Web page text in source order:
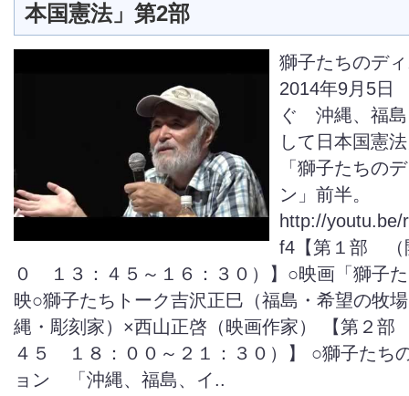
本国憲法」第2部
獅子たちのデ
2014年9月5日
ぐ 沖縄、福島
して日本国憲
「獅子たちの
ン」前半。
http://youtu.be/
f4【第１部 （
０ １３：４５～１６：３０）】○映画「獅子
映○獅子たちトーク吉沢正巳（福島・希望の牧
縄・彫刻家）×西山正啓（映画作家） 【第２
４５ １８：００～２１：３０）】 ○獅子たち
ョン 「沖縄、福島、イ..